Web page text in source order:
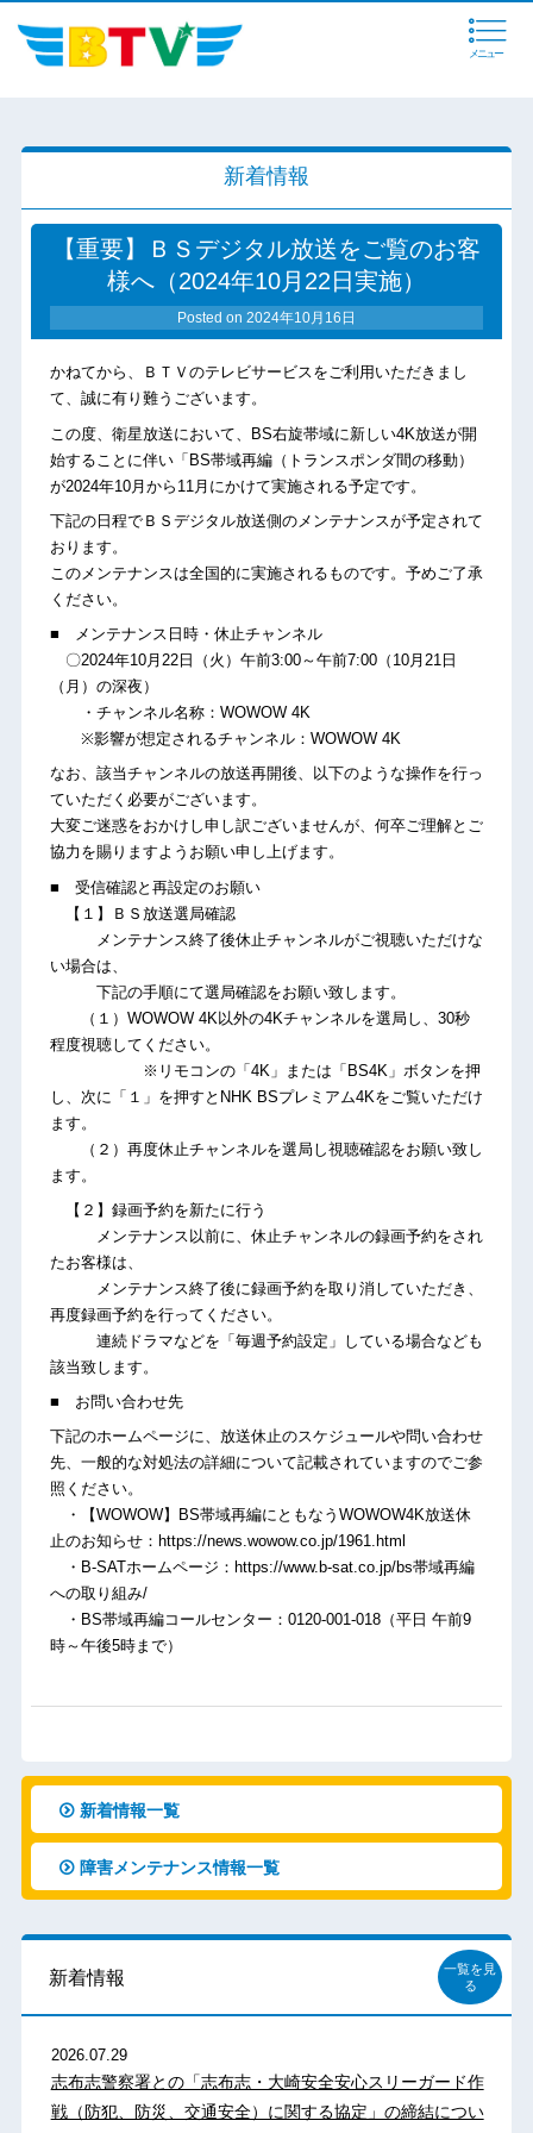
メニュー
新着情報
【重要】ＢＳデジタル放送をご覧のお客
様へ（2024年10月22日実施）
Posted on 2024年10月16日
かねてから、ＢＴＶのテレビサービスをご利用いただきまし
て、誠に有り難うございます。
この度、衛星放送において、BS右旋帯域に新しい4K放送が開
始することに伴い「BS帯域再編（トランスポンダ間の移動）
が2024年10月から11月にかけて実施される予定です。
下記の日程でＢＳデジタル放送側のメンテナンスが予定されて
おります。
このメンテナンスは全国的に実施されるものです。予めご了承
ください。
■ メンテナンス日時・休止チャンネル
〇2024年10月22日（火）午前3:00～午前7:00（10月21日
（月）の深夜）
・チャンネル名称：WOWOW 4K
※影響が想定されるチャンネル：WOWOW 4K
なお、該当チャンネルの放送再開後、以下のような操作を行っ
ていただく必要がございます。
大変ご迷惑をおかけし申し訳ございませんが、何卒ご理解とご
協力を賜りますようお願い申し上げます。
■ 受信確認と再設定のお願い
【１】ＢＳ放送選局確認
メンテナンス終了後休止チャンネルがご視聴いただけな
い場合は、
下記の手順にて選局確認をお願い致します。
（１）WOWOW 4K以外の4Kチャンネルを選局し、30秒
程度視聴してください。
※リモコンの「4K」または「BS4K」ボタンを押
し、次に「１」を押すとNHK BSプレミアム4Kをご覧いただけ
ます。
（２）再度休止チャンネルを選局し視聴確認をお願い致し
ます。
【２】録画予約を新たに行う
メンテナンス以前に、休止チャンネルの録画予約をされ
たお客様は、
メンテナンス終了後に録画予約を取り消していただき、
再度録画予約を行ってください。
連続ドラマなどを「毎週予約設定」している場合なども
該当致します。
■ お問い合わせ先
下記のホームページに、放送休止のスケジュールや問い合わせ
先、一般的な対処法の詳細について記載されていますのでご参
照ください。
・【WOWOW】BS帯域再編にともなうWOWOW4K放送休
止のお知らせ：https://news.wowow.co.jp/1961.html
・B-SATホームページ：https://www.b-sat.co.jp/bs帯域再編
への取り組み/
・BS帯域再編コールセンター：0120-001-018（平日 午前9
時～午後5時まで）
新着情報一覧
障害メンテナンス情報一覧
新着情報
一覧を見
る
2026.07.29
志布志警察署との「志布志・大崎安全安心スリーガード作
戦（防犯、防災、交通安全）に関する協定」の締結につい